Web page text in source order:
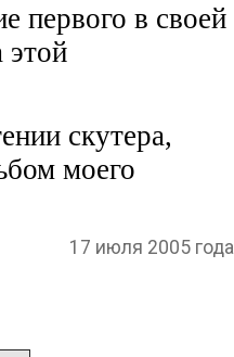
первого в своей
этой
скутера,
моего
17 июля 2005 года